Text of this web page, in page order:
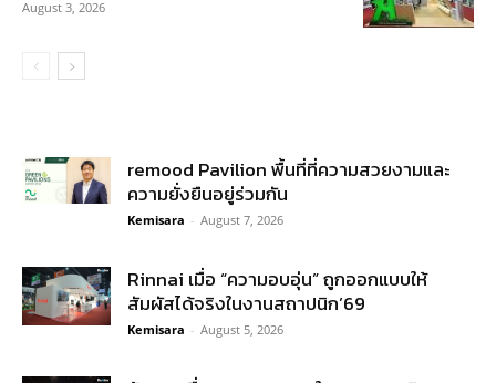
August 3, 2026
remood Pavilion พื้นที่ที่ความสวยงามและ
ความยั่งยืนอยู่ร่วมกัน
Kemisara - August 7, 2026
Rinnai เมื่อ “ความอบอุ่น” ถูกออกแบบให้
สัมผัสได้จริงในงานสถาปนิก’69
Kemisara - August 5, 2026